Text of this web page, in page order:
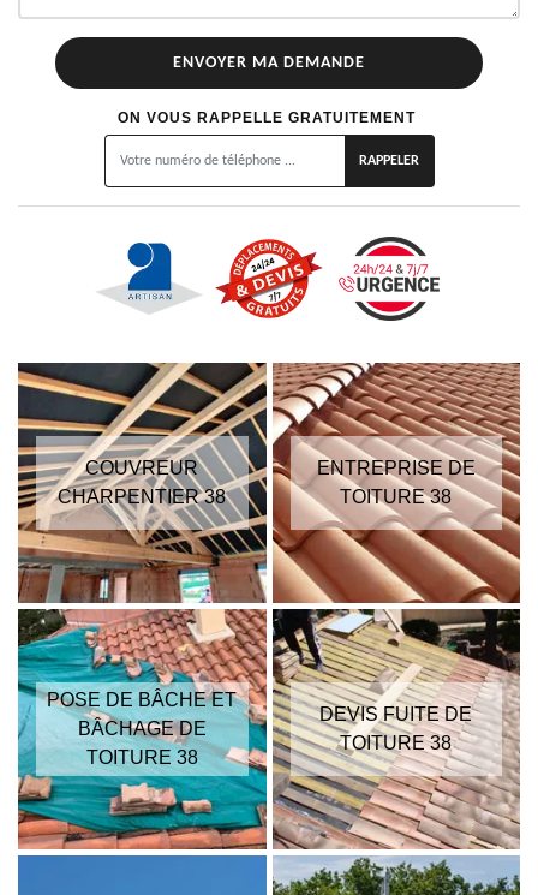
ON VOUS RAPPELLE GRATUITEMENT
COUVREUR
CHARPENTIER 38
ENTREPRISE DE
TOITURE 38
POSE DE BÂCHE ET
BÂCHAGE DE
TOITURE 38
DEVIS FUITE DE
TOITURE 38